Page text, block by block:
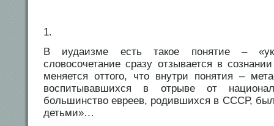
1.
В иудаизме есть такое понятие –
словосочетание сразу отзывается в
меняется оттого, что внутри понятия –
воспитывавшихся в отрыве от
большинство евреев, родившихся в СССР,
детьми»…